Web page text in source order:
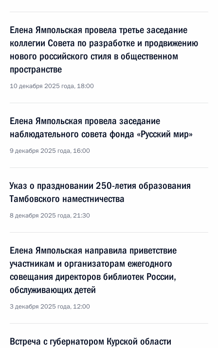
Елена Ямпольская провела третье заседание
коллегии Совета по разработке и продвижению
нового российского стиля в общественном
пространстве
10 декабря 2025 года, 18:00
Елена Ямпольская провела заседание
наблюдательного совета фонда «Русский мир»
9 декабря 2025 года, 16:00
Указ о праздновании 250-летия образования
Тамбовского наместничества
8 декабря 2025 года, 21:30
Елена Ямпольская направила приветствие
участникам и организаторам ежегодного
совещания директоров библиотек России,
обслуживающих детей
3 декабря 2025 года, 12:00
Встреча с губернатором Курской области